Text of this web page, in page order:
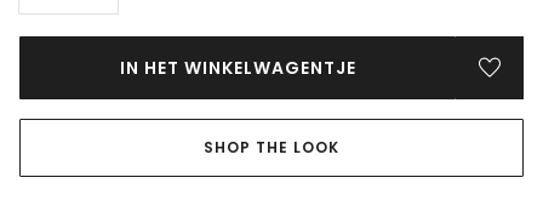
IN HET WINKELWAGENTJE
SHOP THE LOOK